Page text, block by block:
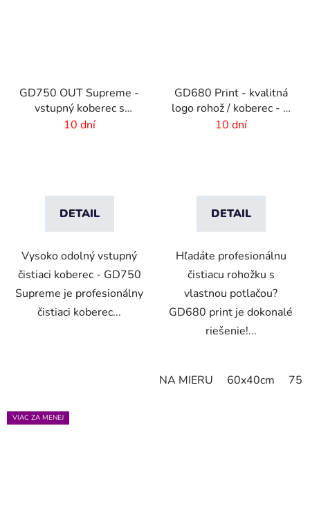
GD750 OUT Supreme -
vstupný koberec s
vlastnou potlačou
10 dní
DETAIL
Vysoko odolný vstupný
čistiaci koberec - GD750
Supreme je profesionálny
čistiaci koberec...
GD680 Print - kvalitná
logo rohož / koberec - 8
mm vlas
10 dní
DETAIL
Hľadáte profesionálnu
čistiacu rohožku s
vlastnou potlačou?
GD680 print je dokonalé
riešenie!...
NA MIERU 60x40cm
VIAC ZA MENEJ